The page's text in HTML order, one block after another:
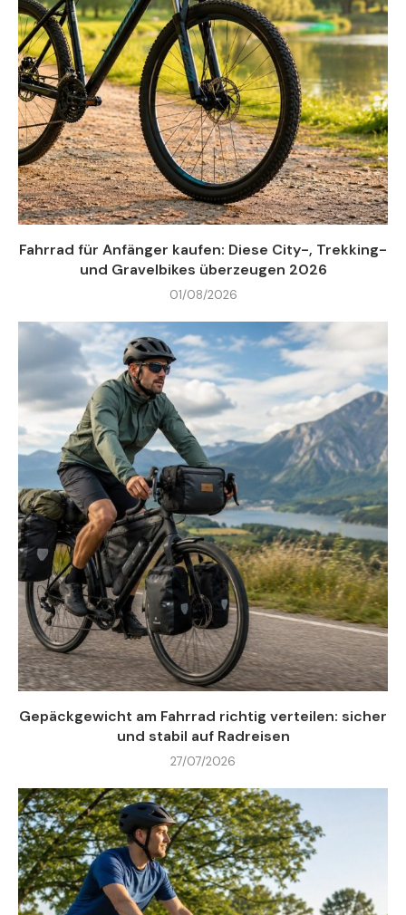
Fahrrad für Anfänger kaufen: Diese City-, Trekking-
und Gravelbikes überzeugen 2026
01/08/2026
Gepäckgewicht am Fahrrad richtig verteilen: sicher
und stabil auf Radreisen
27/07/2026